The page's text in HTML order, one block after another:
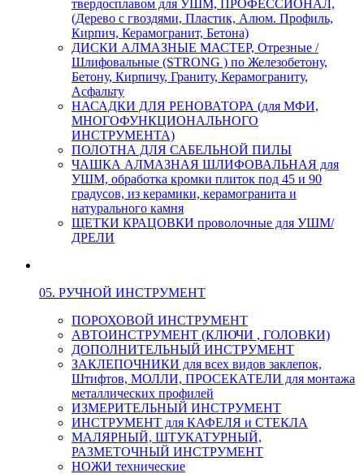
твердосплавом для УШМ, ПРОФЕССИОНАЛ,
(Дерево с гвоздями, Пластик, Алюм. Профиль,
Кирпич, Керамогранит, Бетона)
ДИСКИ АЛМАЗНЫЕ МАСТЕР, Отрезные /
Шлифовальные (STRONG ) по Железобетону,
Бетону, Кирпичу, Граниту, Керамограниту,
Асфальту
НАСАДКИ ДЛЯ РЕНОВАТОРА (для МФИ,
МНОГОФУНКЦИОНАЛЬНОГО
ИНСТРУМЕНТА)
ПОЛОТНА ДЛЯ САБЕЛЬНОЙ ПИЛЫ
ЧАШКА АЛМАЗНАЯ ШЛИФОВАЛЬНАЯ для
УШМ, обработка кромки плиток под 45 и 90
градусов, из керамики, керамогранита и
натурального камня
ЩЕТКИ КРАЦОВКИ проволочные для УШМ/
ДРЕЛИ
05. РУЧНОЙ ИНСТРУМЕНТ
ПОРОХОВОЙ ИНСТРУМЕНТ
АВТОИНСТРУМЕНТ (КЛЮЧИ , ГОЛОВКИ)
ДОПОЛНИТЕЛЬНЫЙ ИНСТРУМЕНТ
ЗАКЛЕПОЧНИКИ для всех видов заклепок,
Штифтов, МОЛЛИ, ПРОСЕКАТЕЛИ для монтажа
металлических профилей
ИЗМЕРИТЕЛЬНЫЙ ИНСТРУМЕНТ
ИНСТРУМЕНТ для КАФЕЛЯ и СТЕКЛА
МАЛЯРНЫЙ, ШТУКАТУРНЫЙ,
РАЗМЕТОЧНЫЙ ИНСТРУМЕНТ
НОЖИ технические